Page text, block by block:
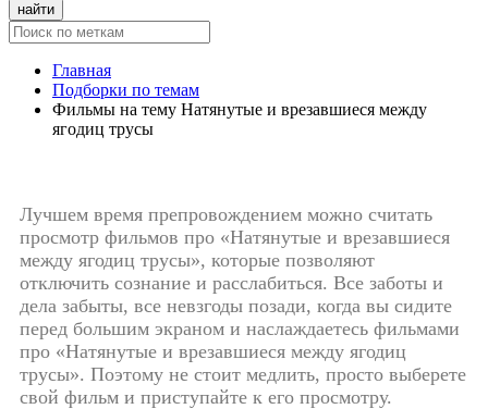
найти
Главная
Подборки по темам
Фильмы на тему Натянутые и врезавшиеся между
ягодиц трусы
Лучшем время препровождением можно считать
просмотр фильмов про «Натянутые и врезавшиеся
между ягодиц трусы», которые позволяют
отключить сознание и расслабиться. Все заботы и
дела забыты, все невзгоды позади, когда вы сидите
перед большим экраном и наслаждаетесь фильмами
про «Натянутые и врезавшиеся между ягодиц
трусы». Поэтому не стоит медлить, просто выберете
свой фильм и приступайте к его просмотру.